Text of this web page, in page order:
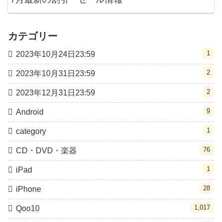
カテゴリー
2023年10月24日23:59 1
2023年10月31日23:59 2
2023年12月31日23:59 2
Android 9
category 1
CD・DVD・楽器 76
iPad 1
iPhone 28
Qoo10 1,017